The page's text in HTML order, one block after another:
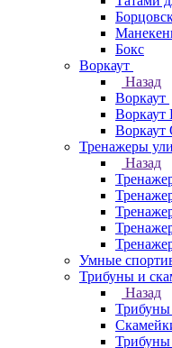
Бокс
Воркаут
Назад
Воркаут
Воркаут
Тренажеры
Назад
Умные
Трибуны и
Назад
Трибуны
Трибуны